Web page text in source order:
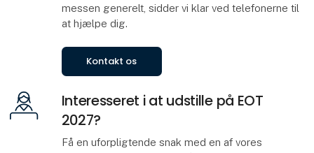
messen generelt, sidder vi klar ved telefonerne til
at hjælpe dig.
Kontakt os
Interesseret i at udstille på EOT
2027?
Få en uforpligtende snak med en af vores